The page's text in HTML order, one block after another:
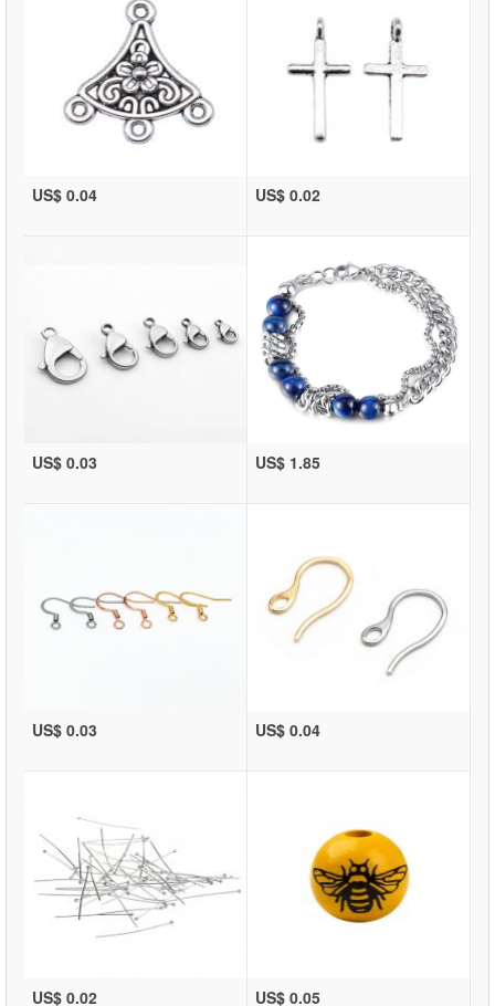
US$ 0.04 US$ 0.02
US$ 0.03 US$ 1.85
US$ 0.03 US$ 0.04
US$ 0.02 US$ 0.05